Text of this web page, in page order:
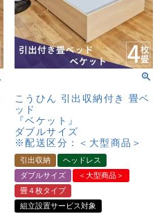
こうひん 引出収納付き 畳ベ
ッド
『ベケット』
ダブルサイズ
※配送区分：＜大型商品＞
引出収納
ヘッドレス
ダブルサイズ
＜大型商品＞
畳４枚タイプ
組立設置サービス対象